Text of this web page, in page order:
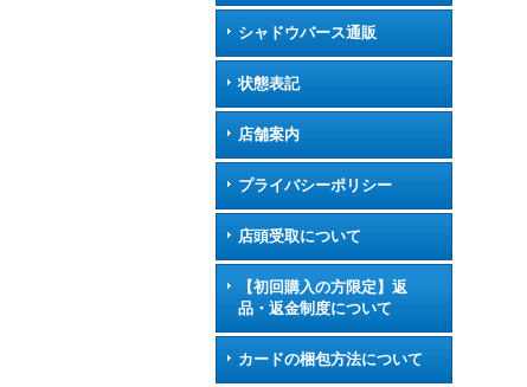
シャドウバース通販
状態表記
店舗案内
プライバシーポリシー
店頭受取について
【初回購入の方限定】返
品・返金制度について
カードの梱包方法について